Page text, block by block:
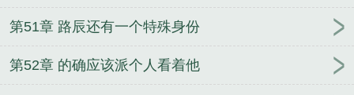
第51章 路辰还有一个特殊身份
第52章 的确应该派个人看着他